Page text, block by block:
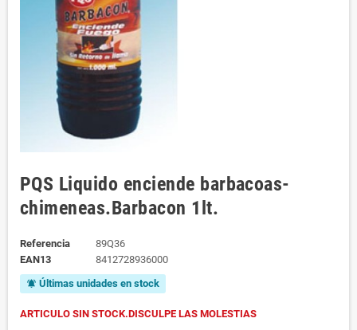
PQS Liquido enciende barbacoas-
chimeneas.Barbacon 1lt.
Referencia
89Q36
EAN13
8412728936000
notifications_active Últimas unidades en stock
ARTICULO SIN STOCK.DISCULPE LAS MOLESTIAS